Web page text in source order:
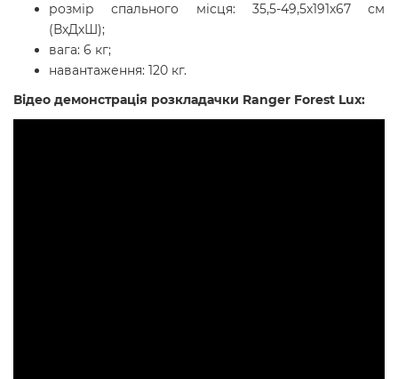
розмір спального місця: 35,5-49,5х191х67 см
(ВхДхШ);
вага: 6 кг;
навантаження: 120 кг.
Відео демонстрація розкладачки Ranger Forest Lux: